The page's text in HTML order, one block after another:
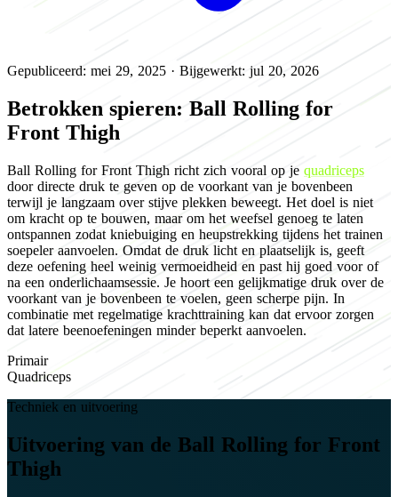
Gepubliceerd: mei 29, 2025 · Bijgewerkt: jul 20, 2026
Betrokken spieren: Ball Rolling for
Front Thigh
Ball Rolling for Front Thigh richt zich vooral op je quadriceps
door directe druk te geven op de voorkant van je bovenbeen
terwijl je langzaam over stijve plekken beweegt. Het doel is niet
om kracht op te bouwen, maar om het weefsel genoeg te laten
ontspannen zodat kniebuiging en heupstrekking tijdens het trainen
soepeler aanvoelen. Omdat de druk licht en plaatselijk is, geeft
deze oefening heel weinig vermoeidheid en past hij goed voor of
na een onderlichaamsessie. Je hoort een gelijkmatige druk over de
voorkant van je bovenbeen te voelen, geen scherpe pijn. In
combinatie met regelmatige krachttraining kan dat ervoor zorgen
dat latere beenoefeningen minder beperkt aanvoelen.
Primair
Quadriceps
Techniek en uitvoering
Uitvoering van de Ball Rolling for Front
Thigh